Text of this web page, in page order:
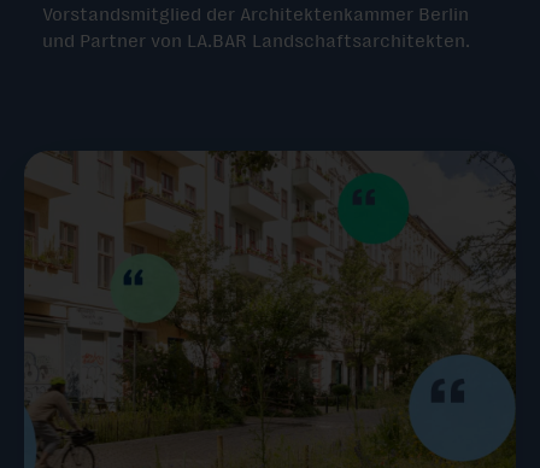
Vorstandsmitglied der Architektenkammer Berlin
und Partner von LA.BAR Landschaftsarchitekten.